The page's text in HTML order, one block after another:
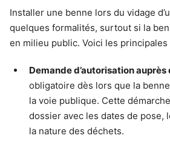
Installer une benne lors du vidage
quelques formalités, surtout si la
en milieu public. Voici les
Demande d’autorisation auprès
obligatoire dès lors que la
la voie publique. Cette
dossier avec les dates de pose,
la nature des déchets.